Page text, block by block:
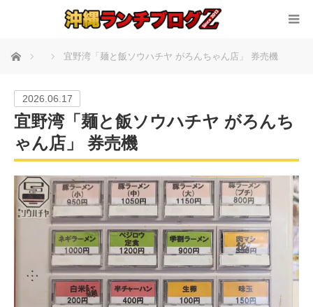
ホーム 宜野湾「麺と飯ソウハチヤ がろんちゃん店」 券売機
2026.06.17
宜野湾「麺と飯ソウハチヤ がろんち
ゃん店」 券売機